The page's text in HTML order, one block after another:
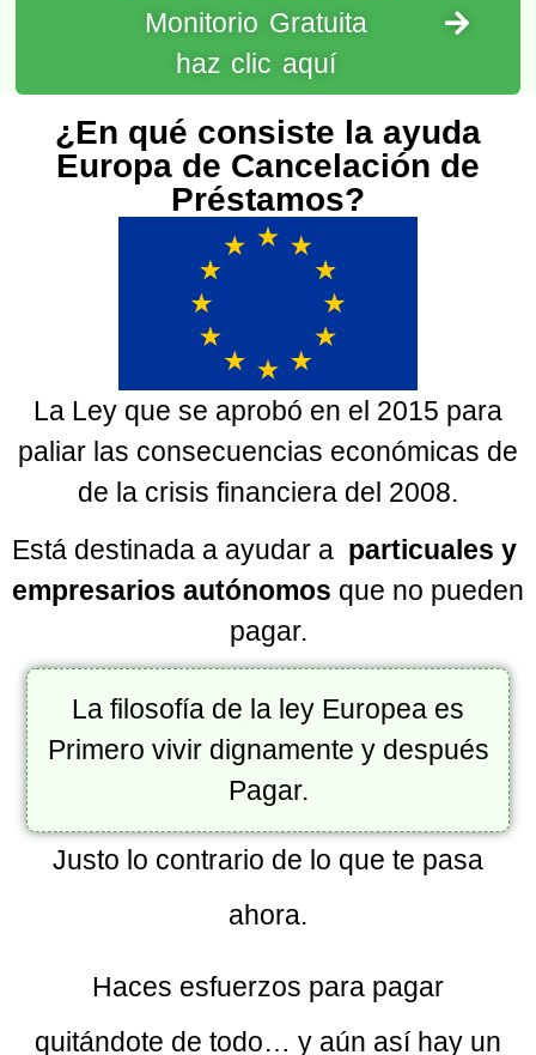
Monitorio Gratuita
haz clic aquí
¿En qué consiste la ayuda
Europa de Cancelación de
Préstamos?
La Ley que se aprobó en el 2015 para
paliar las consecuencias económicas de
de la crisis financiera del 2008.
Está destinada a ayudar a particuales y
empresarios autónomos que no pueden
pagar.
La filosofía de la ley Europea es
Primero vivir dignamente y después
Pagar.
Justo lo contrario de lo que te pasa
ahora.
Haces esfuerzos para pagar
quitándote de todo… y aún así hay un